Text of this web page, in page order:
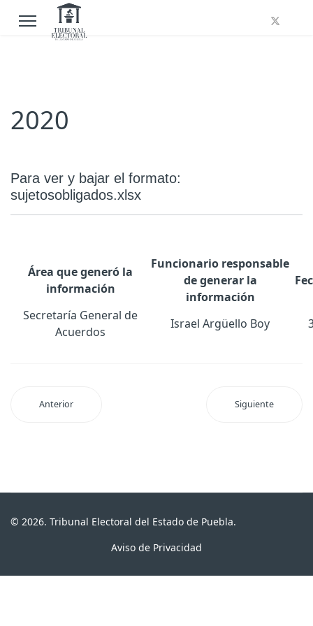
2020
Para ver y bajar el formato:
sujetosobligados.xlsx
Área que generó la
información
Funcionario responsable
de generar la
información
Secretaría General de
Acuerdos
Israel Argüello Boy
Anterior Siguiente
© 2026. Tribunal Electoral del Estado de Puebla.
Aviso de Privacidad